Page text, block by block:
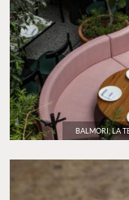
BALMORI, LA